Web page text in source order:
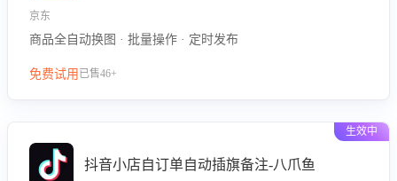
京东
商品全自动换图 · 批量操作 · 定时发布
免费试用 已售46+
生效中
抖音小店自订单自动插旗备注-八爪鱼